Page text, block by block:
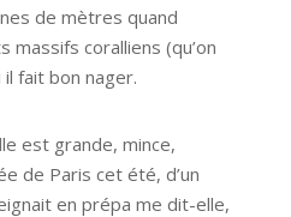
de mètres quand
coralliens (qu’on
fait bon nager.
est grande, mince,
de Paris cet été, d’un
en prépa me dit-elle,